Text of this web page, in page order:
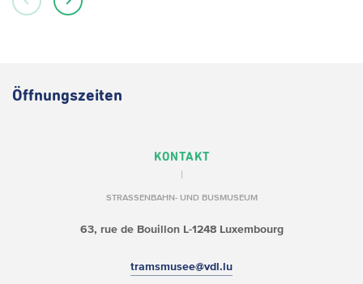
Öffnungszeiten
KONTAKT
STRASSENBAHN- UND BUSMUSEUM
63, rue de BouillonL-1248 Luxembourg
tramsmusee@vdl.lu